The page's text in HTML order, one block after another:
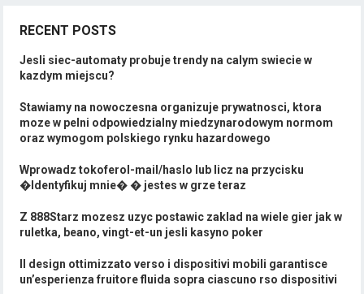
RECENT POSTS
Jesli siec-automaty probuje trendy na calym swiecie w
kazdym miejscu?
Stawiamy na nowoczesna organizuje prywatnosci, ktora
moze w pelni odpowiedzialny miedzynarodowym normom
oraz wymogom polskiego rynku hazardowego
Wprowadz tokoferol-mail/haslo lub licz na przycisku
�Identyfikuj mnie� � jestes w grze teraz
Z 888Starz mozesz uzyc postawic zaklad na wiele gier jak w
ruletka, beano, vingt-et-un jesli kasyno poker
Il design ottimizzato verso i dispositivi mobili garantisce
un’esperienza fruitore fluida sopra ciascuno rso dispositivi